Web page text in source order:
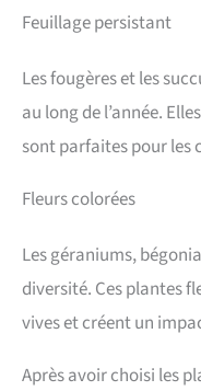
Feuillage persistant
Les fougères et les
au long de l’année.
sont parfaites pour les
Fleurs colorées
Les géraniums,
diversité. Ces plantes
vives et créent un
Après avoir choisi les